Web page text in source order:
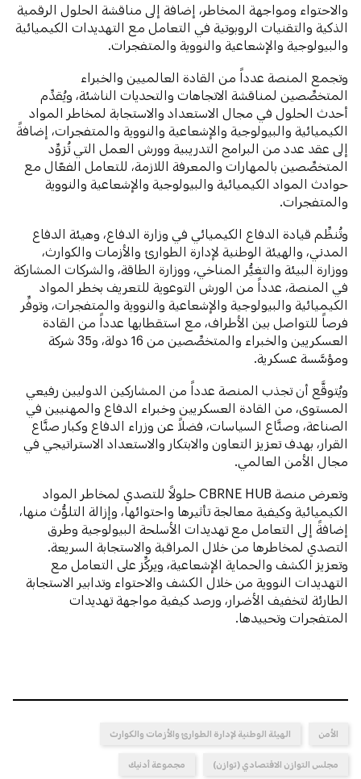
والاحتواء ومواجهة المخاطر، إضافة إلى مناقشة الحلول الرقمية
الذكية والتقنيات الروبوتية في التعامل مع التهديدات الكيميائية
والبيولوجية والإشعاعية والنووية والمتفجرات.
وتجمع المنصة عدداً من القادة العالميين والخبراء
المتخصِّصين لمناقشة الاتجاهات والتحديات الناشئة، ويُقدِّم
أحدث الحلول في مجال الاستعداد والاستجابة لمخاطر المواد
الكيميائية والبيولوجية والإشعاعية والنووية والمتفجرات، إضافةً
إلى عقد عدد من البرامج التدريبية وورش العمل التي تُزوِّد
المتخصِّصين بالمهارات والمعرفة اللازمة، للتعامل الفعّال مع
حوادث المواد الكيميائية والبيولوجية والإشعاعية والنووية
والمتفجرات.
وتُنظِّم قيادة الدفاع الكيميائي في وزارة الدفاع، وهيئة الدفاع
المدني، والهيئة الوطنية لإدارة الطوارئ والأزمات والكوارث،
ووزارة البيئة والتغيُّر المناخي، ووزارة الطاقة، والشركات المشاركة
في المنصة، عدداً من الورش التوعوية للتعريف بخطر المواد
الكيميائية والبيولوجية والإشعاعية والنووية والمتفجرات، وتوفِّر
فرصاً للتواصل بين الأطراف، مع استقطابها عدداً من القادة
العسكريين والخبراء والمتخصِّصين من 16 دولة، و35 شركة
ومؤسَّسة عسكرية.
ويُتوقَّع أن تجذب المنصة عدداً من المشاركين الدوليين رفيعي
المستوى، من القادة العسكريين وخبراء الدفاع والمهنيين في
الصناعة، وصنَّاع السياسات، فضلاً عن وزراء الدفاع وكبار صنَّاع
القرار، بهدف تعزيز التعاون والابتكار والاستعداد الاستراتيجي في
مجال الأمن العالمي.
وتعرض منصة CBRNE HUB حلولاً للتصدي لمخاطر المواد
الكيميائية وكيفية معالجة تأثيرها واحتوائها، وإزالة التلوُّث منها،
إضافةً إلى التعامل مع تهديدات الأسلحة البيولوجية وطرق
التصدي لمخاطرها من خلال المراقبة والاستجابة السريعة.
وتعزيز الكشف والحماية الإشعاعية، ويركِّز على التعامل مع
التهديدات النووية من خلال الكشف والاحتواء وتدابير الاستجابة
الطارئة لتخفيف الأضرار، ورصد كيفية مواجهة تهديدات
المتفجرات وتحييدها.
الأمن الهيئة الوطنية لإدارة الطوارئ والأزمات والكوارث
مجلس التوازن الاقتصادي (توازن) مجموعة أدنيك